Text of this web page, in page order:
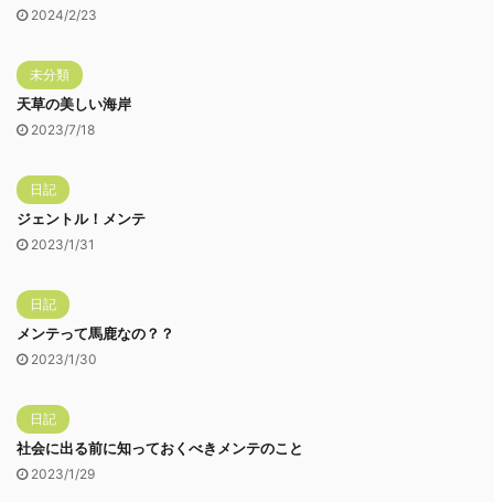
2024/2/23
未分類
天草の美しい海岸
2023/7/18
日記
ジェントル！メンテ
2023/1/31
日記
メンテって馬鹿なの？？
2023/1/30
日記
社会に出る前に知っておくべきメンテのこと
2023/1/29